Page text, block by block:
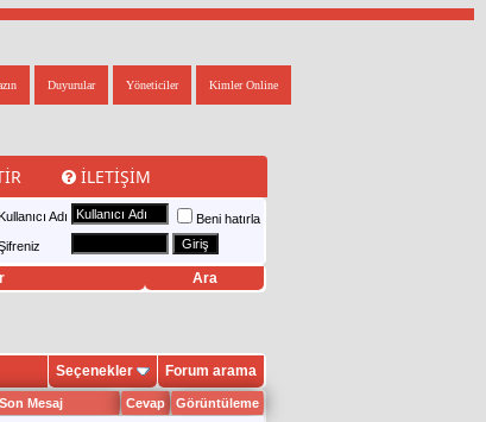
Kimler Online
Yöneticiler
Duyurular
İLETIŞIM
Kullanıcı Adı
Beni hatırla
Ara
Seçenekler Forum arama
Son Mesaj Cevap Görüntüleme